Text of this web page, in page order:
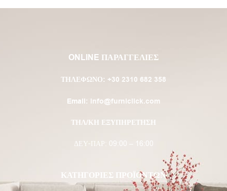
ONLINE ΠΑΡΑΓΓΕΛΙΕΣ
ΤΗΛΈΦΩΝΟ: +30 2310 682 358
Email: info@furniclick.com
ΤΗΛ/ΚΗ ΕΞΥΠΗΡΕΤΗΣΗ
ΔΕΥ-ΠΑΡ: 09:00 – 16:00
ΚΑΤΗΓΟΡΙΕΣ ΠΡΟΪΟΝΤΩΝ